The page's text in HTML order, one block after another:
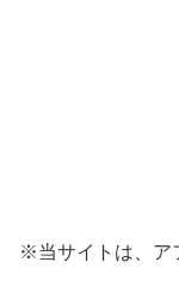
※当サイトは、ア